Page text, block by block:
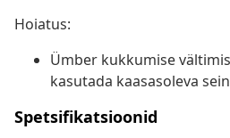
Hoiatus:
Ümber kukkumise
kasutada kaasasoleva
Spetsifikatsioonid